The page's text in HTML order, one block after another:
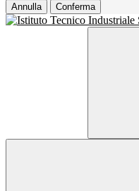
Annulla Conferma